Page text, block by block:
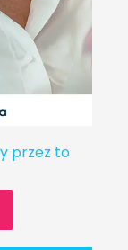
przez to